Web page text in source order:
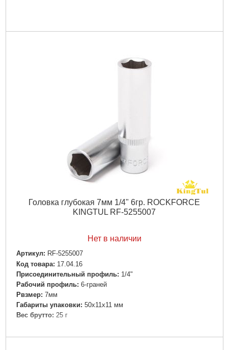
Головка глубокая 7мм 1/4" 6гр. ROCKFORCE
KINGTUL RF-5255007
Нет в наличии
Артикул: RF-5255007
Код товара: 17.04.16
Пpиcoeдинитeльный пpoфиль: 1/4"
Рабочий профиль: 6-граней
Рвзмер: 7мм
Габариты упаковки: 50x11x11 мм
Вес брутто: 25 г
Подробнее...